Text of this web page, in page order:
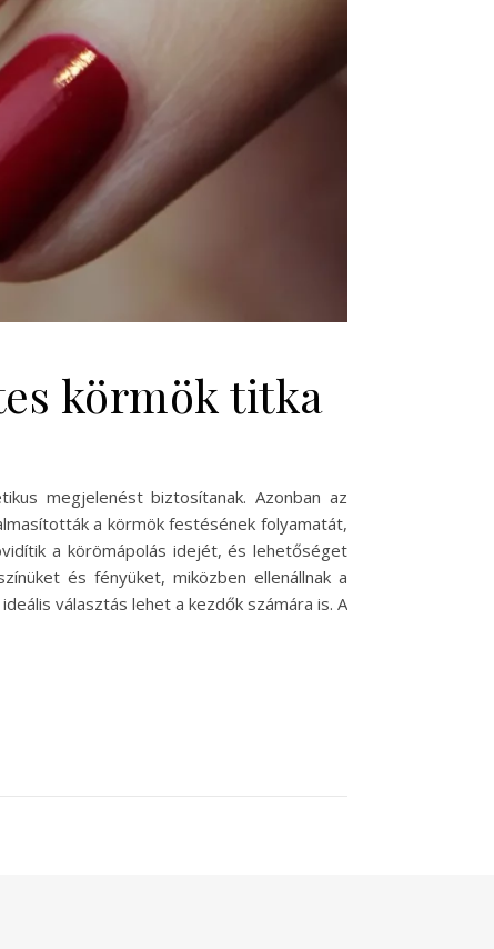
körmök titka
megjelenést biztosítanak. Azonban az
a körmök festésének folyamatát,
a körömápolás idejét, és lehetőséget
és fényüket, miközben ellenállnak a
választás lehet a kezdők számára is. A